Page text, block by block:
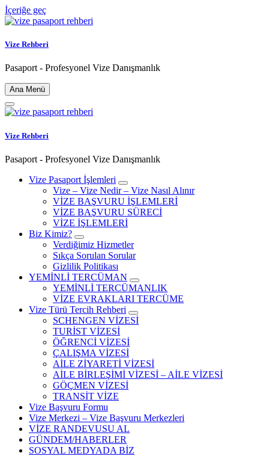
İçeriğe geç
Vize Rehberi
Pasaport - Profesyonel Vize Danışmanlık
Ana Menü
Vize Rehberi
Pasaport - Profesyonel Vize Danışmanlık
Vize Pasaport İşlemleri
Vize – Vize Nedir – Vize Nasıl Alınır
VİZE BAŞVURU İŞLEMLERİ
VİZE BAŞVURU SÜRECİ
VİZE İŞLEMLERİ
Biz Kimiz?
Verdiğimiz Hizmetler
Sıkça Sorulan Sorular
Gizlilik Politikası
YEMİNLİ TERCÜMAN
YEMİNLİ TERCÜMANLIK
VİZE EVRAKLARI TERCÜME
Vize Türü Tercih Rehberi
SCHENGEN VİZESİ
TURİST VİZESİ
ÖĞRENCİ VİZESİ
ÇALIŞMA VİZESİ
AİLE ZİYARETİ VİZESİ
AİLE BİRLEŞİMİ VİZESİ – AİLE VİZESİ
GÖÇMEN VİZESİ
TRANSİT VİZE
Vize Başvuru Formu
Vize Merkezi – Vize Başvuru Merkezleri
VİZE RANDEVUSU AL
GÜNDEM/HABERLER
SOSYAL MEDYADA BİZ